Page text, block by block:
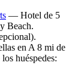
— Hotel de 5
Beach.
en A 8 mi de
huéspedes: